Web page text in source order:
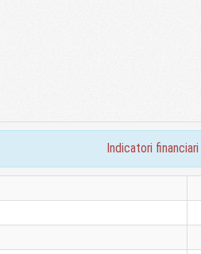
indicatori financiari